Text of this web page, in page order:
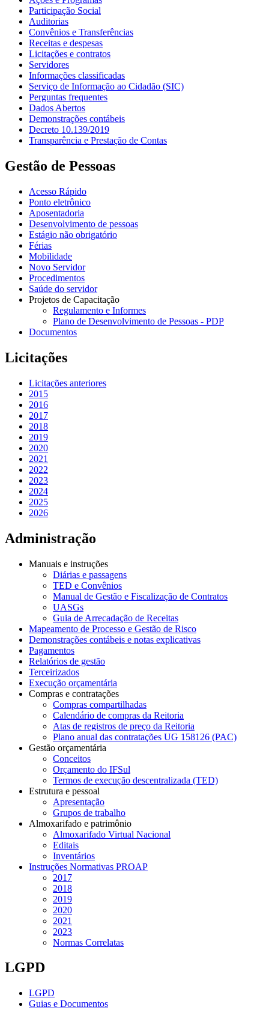
Participação Social
Auditorias
Convênios e Transferências
Receitas e despesas
Licitações e contratos
Servidores
Informações classificadas
Serviço de Informação ao Cidadão (SIC)
Perguntas frequentes
Dados Abertos
Demonstrações contábeis
Decreto 10.139/2019
Transparência e Prestação de Contas
Gestão de Pessoas
Acesso Rápido
Ponto eletrônico
Aposentadoria
Desenvolvimento de pessoas
Estágio não obrigatório
Férias
Mobilidade
Novo Servidor
Procedimentos
Saúde do servidor
Projetos de Capacitação
Regulamento e Informes
Plano de Desenvolvimento de Pessoas - PDP
Documentos
Licitações
Licitações anteriores
2015
2016
2017
2018
2019
2020
2021
2022
2023
2024
2025
2026
Administração
Manuais e instruções
Diárias e passagens
TED e Convênios
Manual de Gestão e Fiscalização de Contratos
UASGs
Guia de Arrecadação de Receitas
Mapeamento de Processo e Gestão de Risco
Demonstrações contábeis e notas explicativas
Pagamentos
Relatórios de gestão
Terceirizados
Execução orçamentária
Compras e contratações
Compras compartilhadas
Calendário de compras da Reitoria
Atas de registros de preço da Reitoria
Plano anual das contratações UG 158126 (PAC)
Gestão orçamentária
Conceitos
Orçamento do IFSul
Termos de execução descentralizada (TED)
Estrutura e pessoal
Apresentação
Grupos de trabalho
Almoxarifado e patrimônio
Almoxarifado Virtual Nacional
Editais
Inventários
Instruções Normativas PROAP
2017
2018
2019
2020
2021
2023
Normas Correlatas
LGPD
LGPD
Guias e Documentos